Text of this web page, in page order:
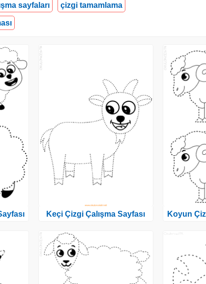
sayfaları çizgi tamamlama
Keçi Çizgi Çalışma Sayfası Koyun